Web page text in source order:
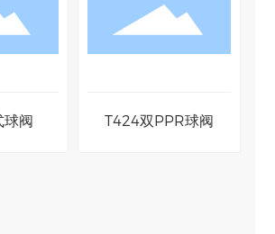
阀 T428球阀